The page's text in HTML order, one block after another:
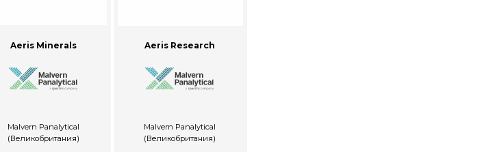
Aeris Minerals Aeris Research
Malvern Panalytical
(Великобритания)
Malvern Panalytical
(Великобритания)